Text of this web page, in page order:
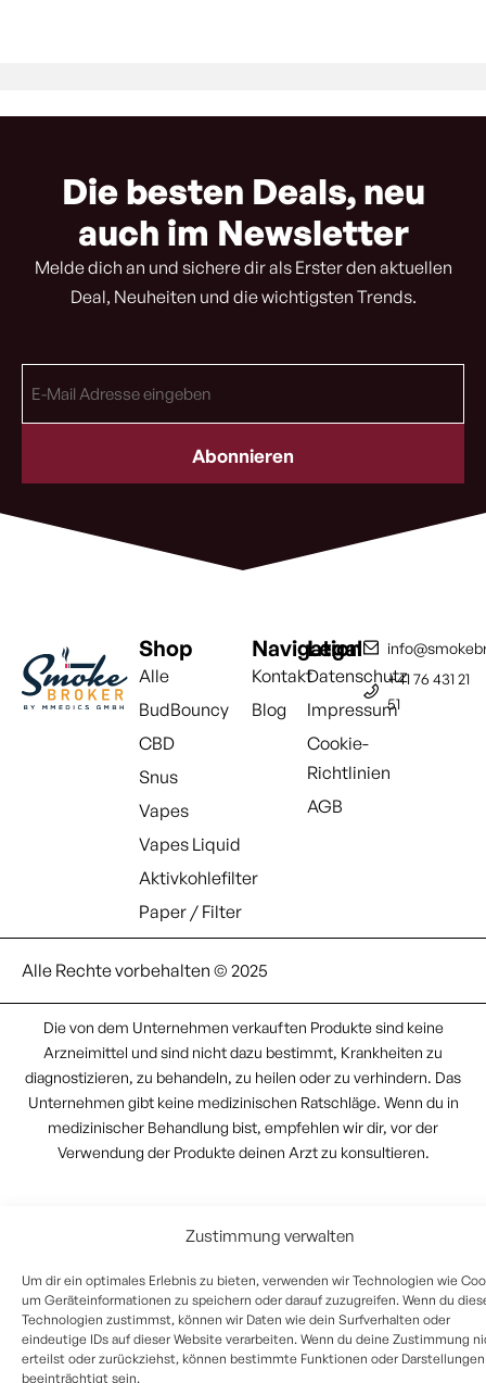
Zustimmung verwalten
Um dir ein optimales Erlebnis zu bieten, verwenden wir Technologien wie
um Geräteinformationen zu speichern oder darauf zuzugreifen. Wenn du
Technologien zustimmst, können wir Daten wie dein Surfverhalten oder
eindeutige IDs auf dieser Website verarbeiten. Wenn du deine Zustimmung
erteilst oder zurückziehst, können bestimmte Funktionen oder Darstellungen
beeinträchtigt sein.
Die besten Deals, neu
auch im Newsletter
Melde dich an und sichere dir als Erster den aktuellen
Deal, Neuheiten und die wichtigsten Trends.
Mail
Shop
Alle
BudBouncy
CBD
Snus
Vapes
Vapes Liquid
Aktivkohlefilter
Paper / Filter
Navigation
Kontakt
Blog
Legal
Datenschutz
Impressum
Cookie-
Richtlinien
AGB
+41 76 431 21
51
Alle Rechte vorbehalten © 2025
Die von dem Unternehmen verkauften Produkte sind keine
Arzneimittel und sind nicht dazu bestimmt, Krankheiten zu
diagnostizieren, zu behandeln, zu heilen oder zu verhindern. Das
Unternehmen gibt keine medizinischen Ratschläge. Wenn du in
medizinischer Behandlung bist, empfehlen wir dir, vor der
Verwendung der Produkte deinen Arzt zu konsultieren.